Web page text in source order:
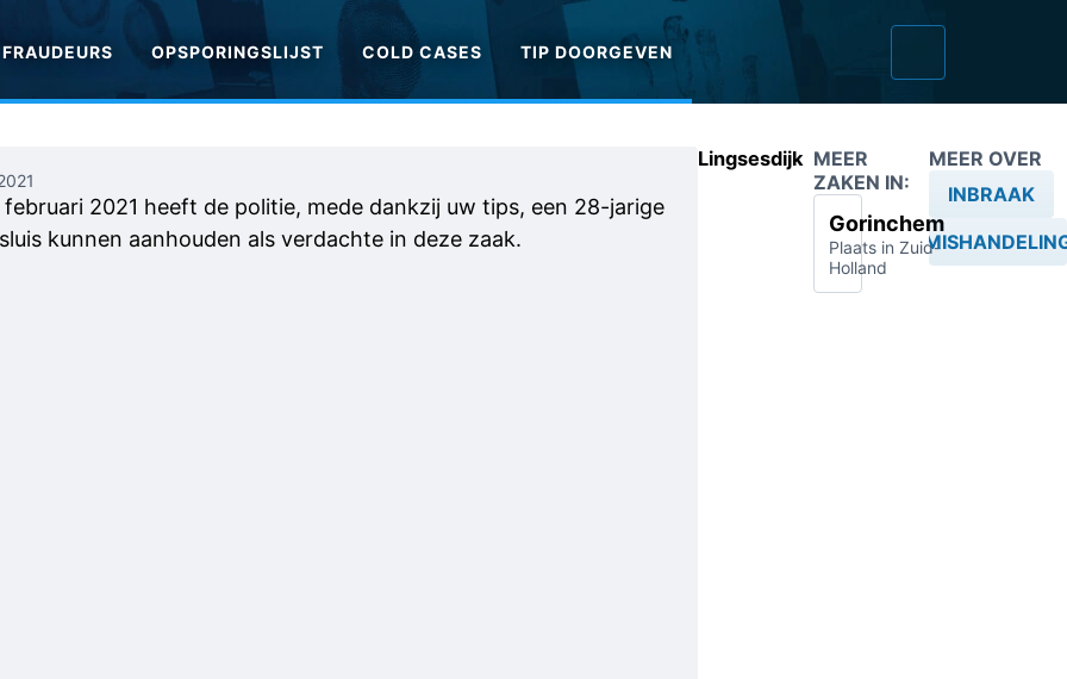
FRAUDEURS OPSPORINGSLIJST COLD CASES TIP DOORGEVEN
2021 heeft de politie, mede dankzij uw tips, een 28-jarige
kunnen aanhouden als verdachte in deze zaak.
Lingsesdijk MEER
ZAKEN IN:
Gorinchem
Plaats in Zuid-
Holland
MEER OVER
INBRAAK